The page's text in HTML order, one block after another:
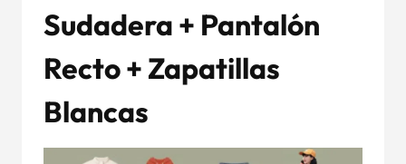
Sudadera + Pantalón
Recto + Zapatillas
Blancas